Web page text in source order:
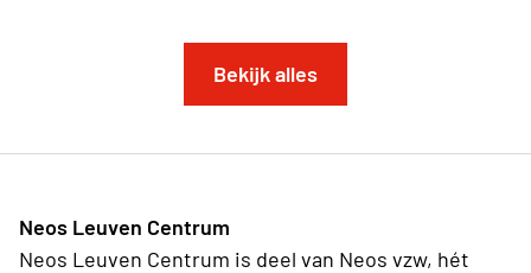
Bekijk alles
Neos Leuven Centrum
Neos Leuven Centrum is deel van Neos vzw, hét